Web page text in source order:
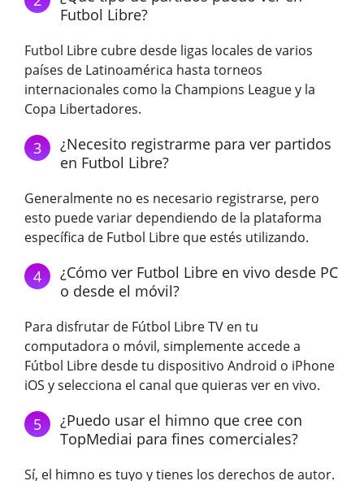
Futbol Libre?
Futbol Libre cubre desde ligas locales de varios
países de Latinoamérica hasta torneos
internacionales como la Champions League y la
Copa Libertadores.
3
¿Necesito registrarme para ver partidos
en Futbol Libre?
Generalmente no es necesario registrarse, pero
esto puede variar dependiendo de la plataforma
específica de Futbol Libre que estés utilizando.
4
¿Cómo ver Futbol Libre en vivo desde PC
o desde el móvil?
Para disfrutar de Fútbol Libre TV en tu
computadora o móvil, simplemente accede a
Fútbol Libre desde tu dispositivo Android o iPhone
iOS y selecciona el canal que quieras ver en vivo.
5
¿Puedo usar el himno que cree con
TopMediai para fines comerciales?
Sí, el himno es tuyo y tienes los derechos de autor.